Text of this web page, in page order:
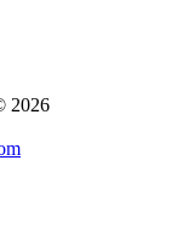
2026